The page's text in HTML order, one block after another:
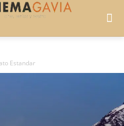
Estandar